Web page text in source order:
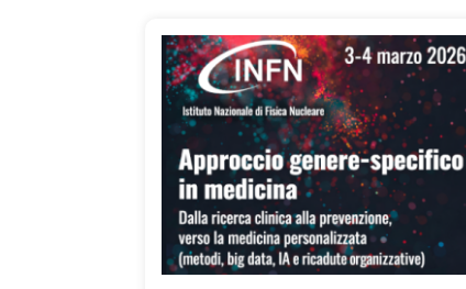
CUG – INFN: Chi vuol essere